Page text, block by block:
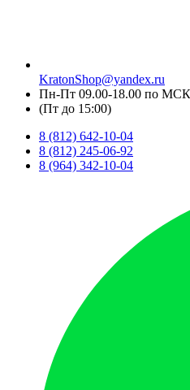
KratonShop@yandex.ru
Пн-Пт 09.00-18.00 по МСК
(Пт до 15:00)
8 (812) 642-10-04
8 (812) 245-06-92
8 (964) 342-10-04